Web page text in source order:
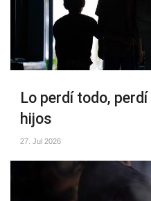
Lo perdí todo,
hijos
27. Jul 2026